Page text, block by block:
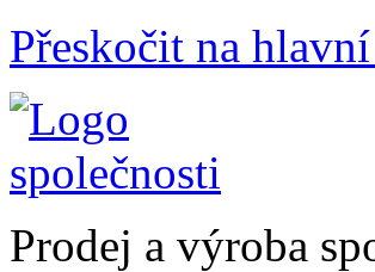
Přeskočit na
Prodej a výroba